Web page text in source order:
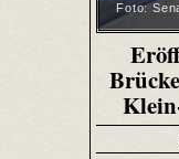
Foto: